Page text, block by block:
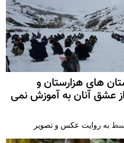
های هزارستان و
عشق آنان به آموزش نمی
به روایت عکس و تصویر